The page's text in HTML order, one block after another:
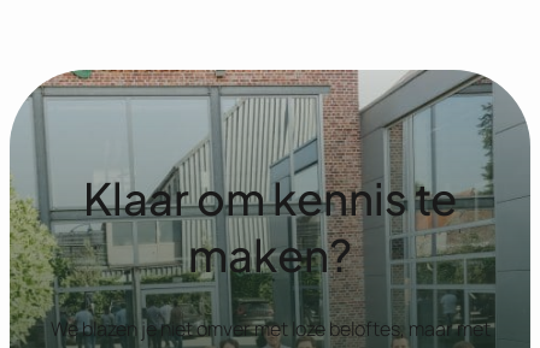
Klaar om kennis te
maken?
We blazen je niet omver met loze beloftes, maar met